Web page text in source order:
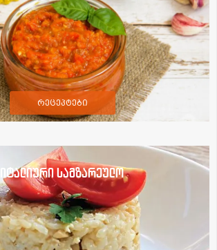
რეცეპტები
იტალიური სამზარეულო